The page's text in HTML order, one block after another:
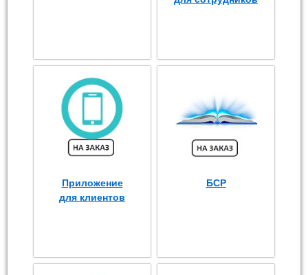
Приложение
для клиентов
БСР